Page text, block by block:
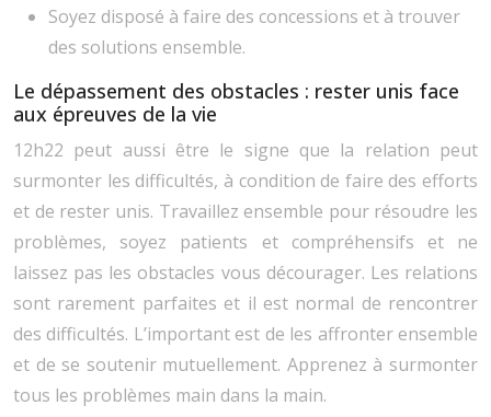
Soyez disposé à faire des concessions et à trouver
des solutions ensemble.
Le dépassement des obstacles : rester unis face
aux épreuves de la vie
12h22 peut aussi être le signe que la relation peut
surmonter les difficultés, à condition de faire des efforts
et de rester unis. Travaillez ensemble pour résoudre les
problèmes, soyez patients et compréhensifs et ne
laissez pas les obstacles vous décourager. Les relations
sont rarement parfaites et il est normal de rencontrer
des difficultés. L’important est de les affronter ensemble
et de se soutenir mutuellement. Apprenez à surmonter
tous les problèmes main dans la main.